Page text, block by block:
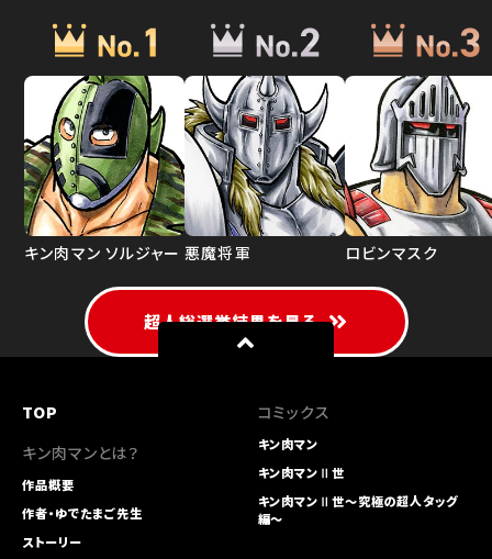
キン肉マン ソルジャー 悪魔将軍 ロビンマスク
超人総選挙結果を見る
TOP
キン肉マンとは？
作品概要
作者・ゆでたまご先生
ストーリー
コミックス
キン肉マン
キン肉マンⅡ世
キン肉マンⅡ世～究極の超人タッグ
編～